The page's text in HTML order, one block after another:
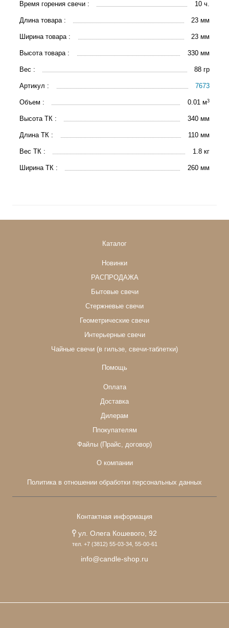
Время горения свечи : 10 ч.
Длина товара : 23 мм
Ширина товара : 23 мм
Высота товара : 330 мм
Вес : 88 гр
Артикул : 7673
Объем : 0.01 м3
Высота ТК : 340 мм
Длина ТК : 110 мм
Вес ТК : 1.8 кг
Ширина ТК : 260 мм
Каталог
Новинки
РАСПРОДАЖА
Бытовые свечи
Стержневые свечи
Геометрические свечи
Интерьерные свечи
Чайные свечи (в гильзе, свечи-таблетки)
Помощь
Оплата
Доставка
Дилерам
Ппокупателям
Файлы (Прайс, договор)
О компании
Политика в отношении обработки персональных данных
Контактная информация
ул. Олега Кошевого, 92
тел. +7 (3812) 55-03-34, 55-00-61
info@candle-shop.ru